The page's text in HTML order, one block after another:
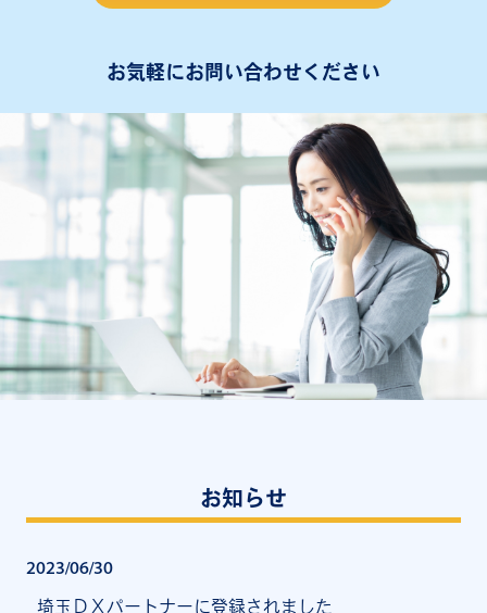
お気軽にお問い合わせください
お知らせ
2023/06/30
埼玉ＤＸパートナーに登録されました